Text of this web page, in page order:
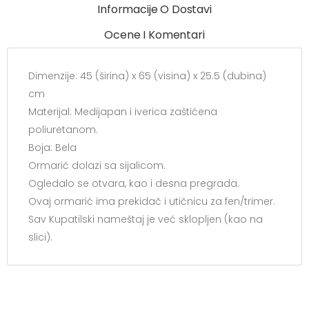
Informacije O Dostavi
Ocene I Komentari
Dimenzije: 45 (širina) x 65 (visina) x 25.5 (dubina)
cm
Materijal: Medijapan i iverica zaštićena
poliuretanom.
Boja: Bela
Ormarić dolazi sa sijalicom.
Ogledalo se otvara, kao i desna pregrada.
Ovaj ormarić ima prekidač i utičnicu za fen/trimer.
Sav Kupatilski nameštaj je već sklopljen (kao na
slici).